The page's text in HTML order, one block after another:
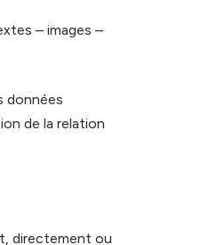
– images –
données
de la relation
directement ou